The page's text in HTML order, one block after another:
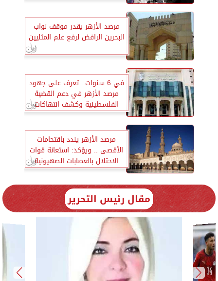
مرصد الأزهر يقدر موقف نواب
البحرين الرافض لرفع علم المثليين
في 6 سنوات.. تعرف على جهود
مرصد الأزهر في دعم القضية
الفلسطينية وكشف انتهاكات
الاحتلال
مرصد الأزهر يندد باقتحامات
الأقصى .. ويؤكد: استعانة قوات
الاحتلال بالعصابات الصهيونية
هدفه تغيير الواقع الديمغرافي
في أحياء القدس بالقوة
مقال رئيس التحرير